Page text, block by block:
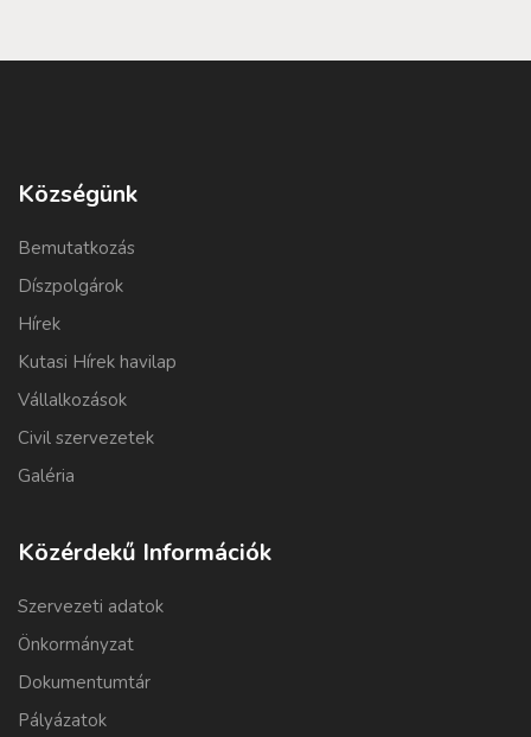
Községünk
Bemutatkozás
Díszpolgárok
Hírek
Kutasi Hírek havilap
Vállalkozások
Civil szervezetek
Galéria
Közérdekű Információk
Szervezeti adatok
Önkormányzat
Dokumentumtár
Pályázatok